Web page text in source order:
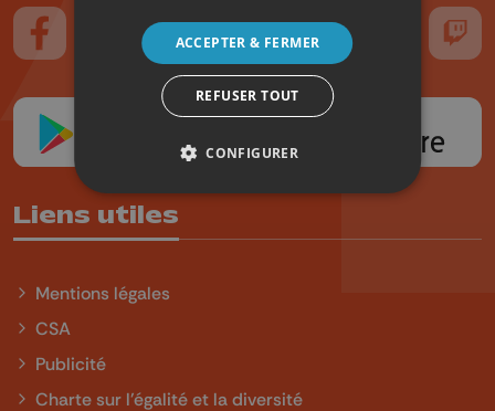
Suivez-nous sur FaceBook
Suivez-nous sur Instagram
Suivez-nous sur TikTokSuivez-nous sur YouTube
Suivez-nous
Liens utiles
Mentions légales
CSA
Publicité
Charte sur l'égalité et la diversité
ACCEPTER & FERMER
REFUSER TOUT
CONFIGURER